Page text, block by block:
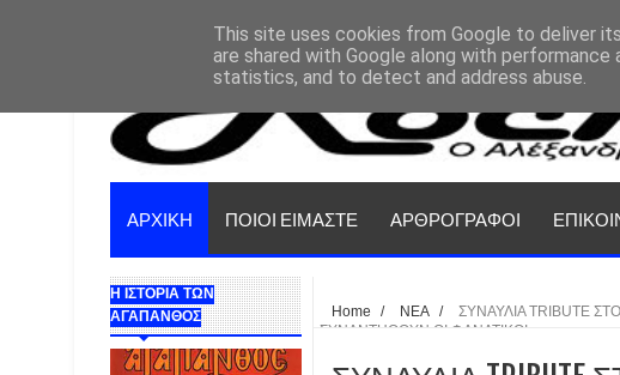
ΑΡΧΙΚΗ ΠΟΙΟΙ ΕΙΜΑΣΤΕ ΑΡΘΡΟΓΡΑΦΟΙ
Η ΙΣΤΟΡΙΑ ΤΩΝ
ΑΓΑΠΑΝΘΟΣ
Home / ΝΕΑ /
ΣΥΝΑΥΛΙΑ TRIBUTE
ΣΥΝΑΝΤΗΘΟΥΝ ΟΙ ΦΑΝΑΤΙΚΟΙ
This site uses cookies from Google to deliver
are shared with Google along with
statistics, and to detect and address abuse.